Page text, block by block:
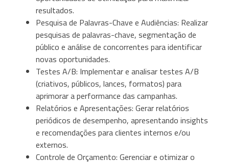
resultados.
Pesquisa de Palavras-Chave e Audiências: Realizar
pesquisas de palavras-chave, segmentação de
público e análise de concorrentes para identificar
novas oportunidades.
Testes A/B: Implementar e analisar testes A/B
(criativos, públicos, lances, formatos) para
aprimorar a performance das campanhas.
Relatórios e Apresentações: Gerar relatórios
periódicos de desempenho, apresentando insights
e recomendações para clientes internos e/ou
externos.
Controle de Orçamento: Gerenciar e otimizar o